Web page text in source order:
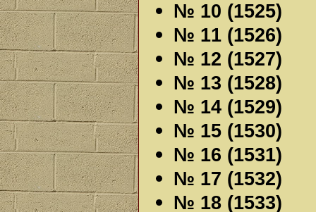
№ 10 (1525)
№ 11 (1526)
№ 12 (1527)
№ 13 (1528)
№ 14 (1529)
№ 15 (1530)
№ 16 (1531)
№ 17 (1532)
№ 18 (1533)